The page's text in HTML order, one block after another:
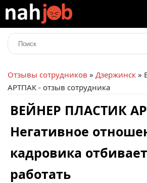
Отзывы сотрудников » Дзержинск »
АРТПАК - отзыв сотрудника
ВЕЙНЕР ПЛАСТИК
Негативное
кадровика
работать